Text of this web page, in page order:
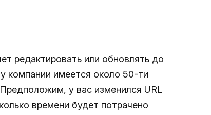
редактировать или обновлять до
компании имеется около 50-ти
у вас изменился URL
времени будет потрачено